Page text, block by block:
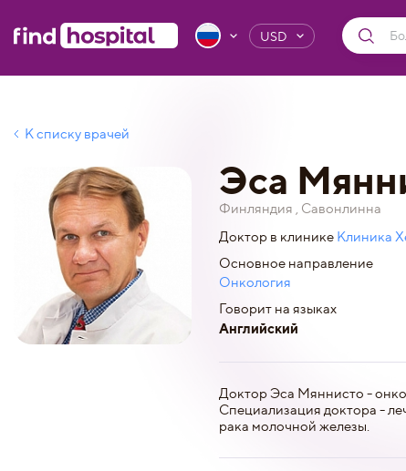
USD
К списку врачей
Эса
Финляндия , Савонлинна
Доктор в клинике Клиника
Основное направление
Онкология
Говорит на языках
Английский
Доктор Эса Мяннисто -
Специализация доктора -
рака молочной железы.